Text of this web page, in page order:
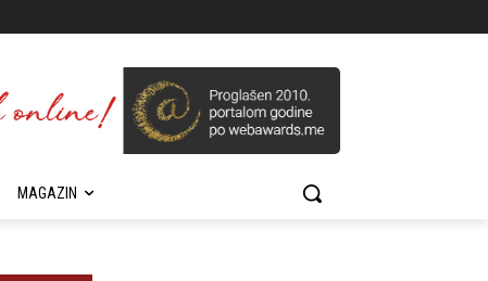
MAGAZIN